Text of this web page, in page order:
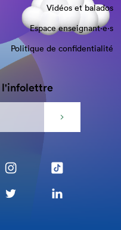
Vidéos et balados
Espace enseignant·e⋅s
Politique de confidentialité
l'infolettre